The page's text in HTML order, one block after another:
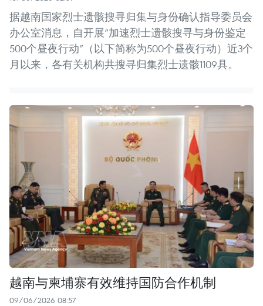
据越南国家烈士遗骸搜寻归集与身份确认指导委员会
办公室消息，自开展“加速烈士遗骸搜寻与身份鉴定
500个昼夜行动”（以下简称为500个昼夜行动）近3个
月以来，各有关机构共搜寻归集烈士遗骸1109具。
越南与柬埔寨有效维持国防合作机制
09/06/2026 08:57